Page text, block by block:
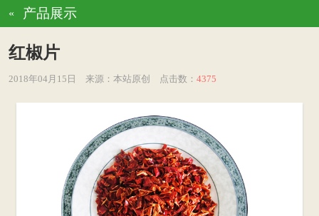
« 产品展示
红椒片
2018年04月15日 来源：本站原创 点击数： 4375